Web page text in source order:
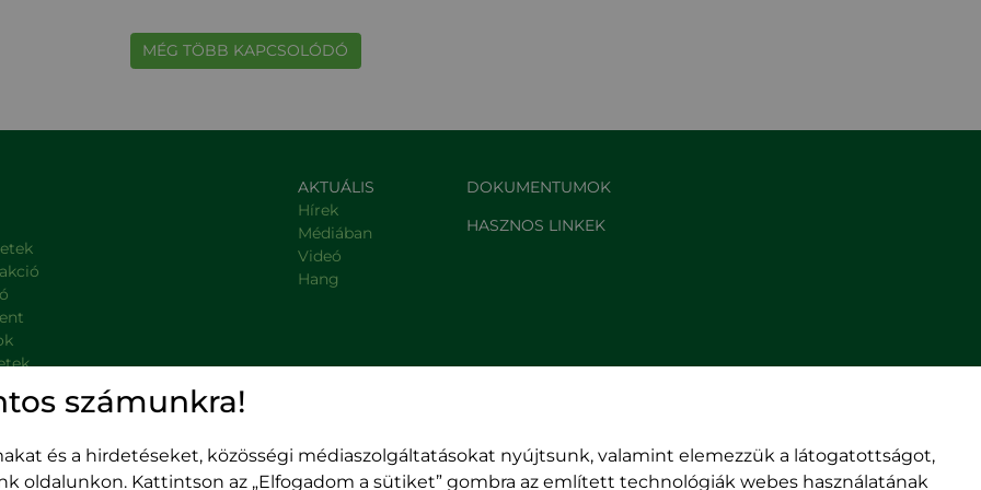
MÉG TÖBB KAPCSOLÓDÓ
kormányzati intézmények
AKTUÁLIS
Hírek
Médiában
Videó
Hang
DOKUMENTUMOK
HASZNOS LINKEK
számunkra!
és a hirdetéseket, közösségi médiaszolgáltatásokat nyújtsunk, valamint elemezzük a látogatottságot,
oldalunkon. Kattintson az „Elfogadom a sütiket” gombra az említett technológiák webes használatának